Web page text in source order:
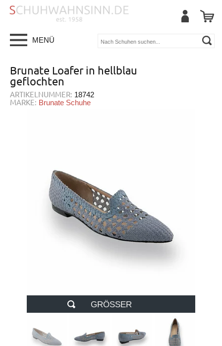
MENÜ
Brunate Loafer in hellblau
geflochten
ARTIKELNUMMER: 18742
MARKE: Brunate Schuhe
GRÖSSER